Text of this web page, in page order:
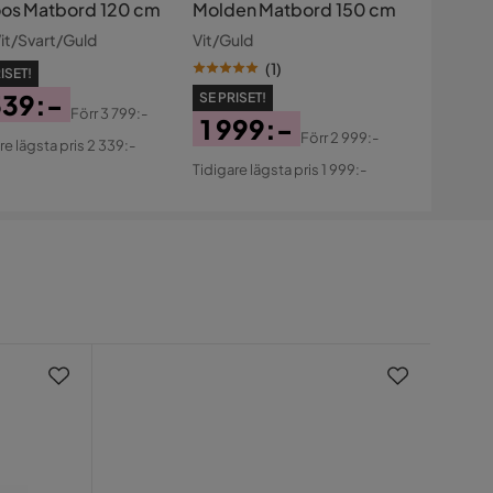
Matbord 120 cm
Svart/Guld
Förr3 799:-
lägsta pris 2 339:-
Molden Matbord 150 cm
Vit/Guld
(1)
SE PRISET!
Pris
1 999:-
Original
Förr2 999:-
Tidigare lägsta pris 1 999:-